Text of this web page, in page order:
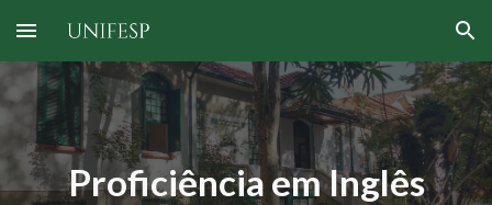
Skip to main content Skip to navigation
Proficiência em Inglês